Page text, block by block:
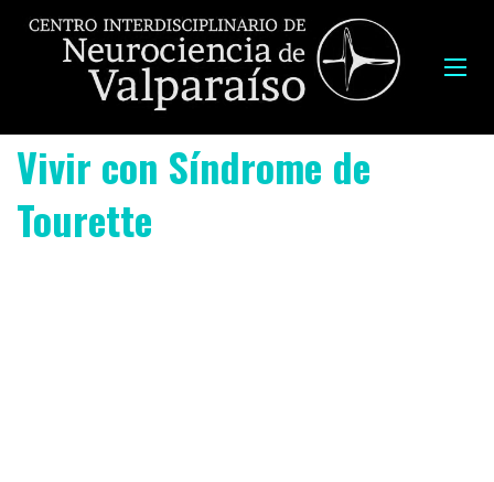
Vivir con Síndrome de
Tourette